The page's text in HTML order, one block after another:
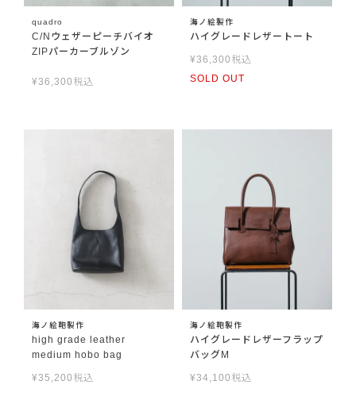
quadro
C/Nウェザーピーチバイオ
ZIPパーカーブルゾン
¥36,300 税込
海ノ絵製作
ハイグレードレザートート
¥36,300 税込
SOLD OUT
海ノ絵鞄製作
high grade leather
medium hobo bag
¥35,200 税込
海ノ絵鞄製作
ハイグレードレザーフラップ
バッグM
¥34,100 税込